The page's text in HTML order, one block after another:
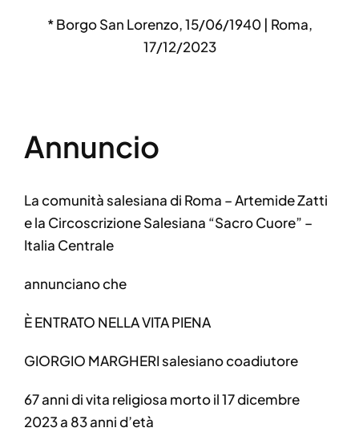
* Borgo San Lorenzo, 15/06/1940 | Roma,
17/12/2023
Annuncio
La comunità salesiana di Roma – Artemide Zatti
e la Circoscrizione Salesiana “Sacro Cuore” –
Italia Centrale
annunciano che
È ENTRATO NELLA VITA PIENA
GIORGIO MARGHERI salesiano coadiutore
67 anni di vita religiosa morto il 17 dicembre
2023 a 83 anni d’età